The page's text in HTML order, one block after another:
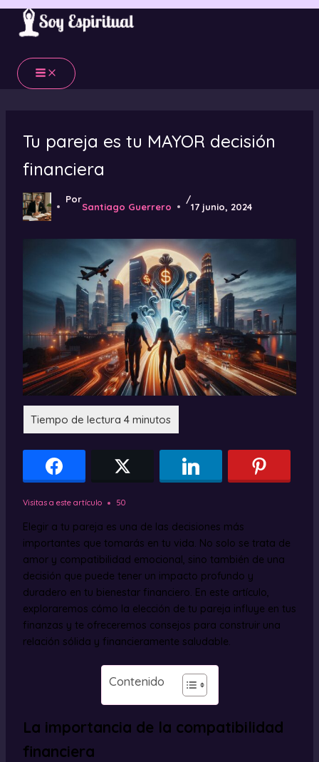
Ir
contenido
Tu pareja es tu MAYOR decisión
financiera
Por
Santiago Guerrero
/
17 junio, 2024
Visitas a este artículo 50
Elegir a tu pareja es una de las decisiones más
importantes que tomarás en tu vida. No solo se trata de
amor y compatibilidad emocional, sino también de una
decisión que puede tener un impacto profundo y
duradero en tu bienestar financiero. En este artículo,
exploraremos cómo la elección de tu pareja influye en tus
finanzas y te ofreceremos consejos para construir una
relación sólida y financieramente saludable.
Contenido
La importancia de la compatibilidad
financiera